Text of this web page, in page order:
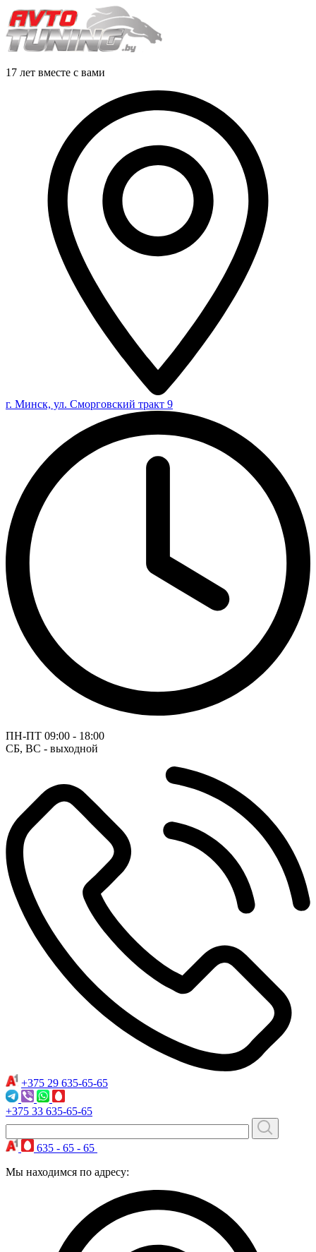
17 лет вместе с вами
г. Минск, ул. Сморговский тракт 9
ПН-ПТ 09:00 - 18:00
СБ, ВС - выходной
+375 29 635-65-65
+375 33 635-65-65
635 - 65 - 65
Мы находимся по адресу: